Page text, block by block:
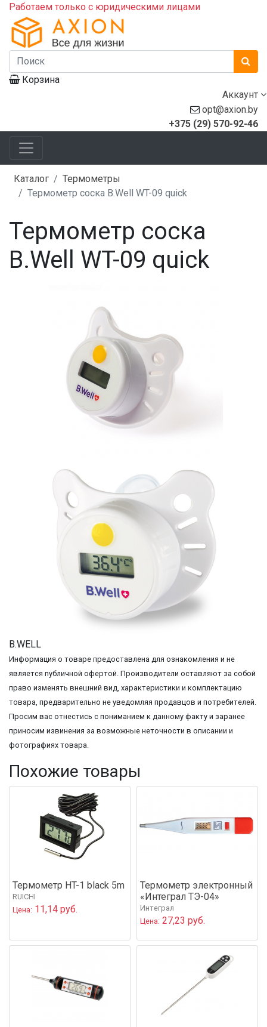
Работаем только с юридическими лицами
Корзина
Аккаунт
opt@axion.by
+375 (29) 570-92-46
Каталог
Термометры
Термометр соска B.Well WT-09 quick
Термометр соска
B.Well WT-09 quick
B.WELL
Информация о товаре предоставлена для ознакомления и не
является публичной офертой. Производители оставляют за собой
право изменять внешний вид, характеристики и комплектацию
товара, предварительно не уведомляя продавцов и потребителей.
Просим вас отнестись с пониманием к данному факту и заранее
приносим извинения за возможные неточности в описании и
фотографиях товара.
Похожие товары
Термометр HT-1 black 5m
RUICHI
Цена: 11,14 руб.
Термометр электронный
«Интеграл ТЭ-04»
Интеграл
Цена: 27,23 руб.